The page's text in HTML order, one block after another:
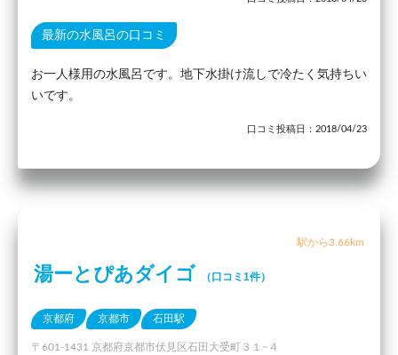
最新の水風呂の口コミ
お一人様用の水風呂です。地下水掛け流しで冷たく気持ちい
いです。
口コミ投稿日：2018/04/23
駅から3.66km
湯ーとぴあダイゴ （口コミ1件）
京都府 京都市 石田駅
〒601-1431 京都府京都市伏見区石田大受町３１−４